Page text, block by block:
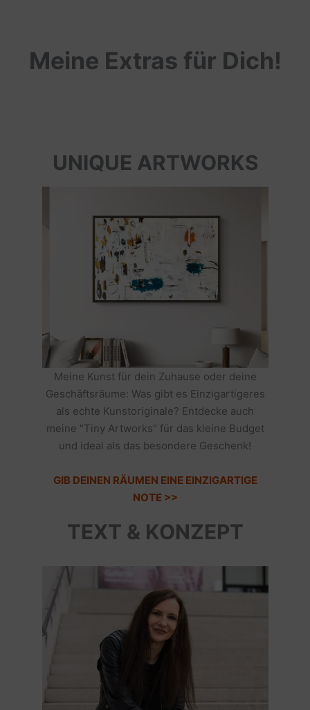
Meine Extras für Dich!
UNIQUE ARTWORKS
Meine Kunst für dein Zuhause oder deine
Geschäftsräume: Was gibt es Einzigartigeres
als echte Kunstoriginale? Entdecke auch
meine "Tiny Artworks" für das kleine Budget
und ideal als das besondere Geschenk!
GIB DEINEN RÄUMEN EINE EINZIGARTIGE
NOTE >>
TEXT & KONZEPT